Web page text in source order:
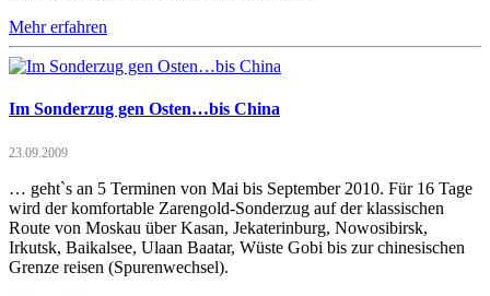
Mehr erfahren
Im Sonderzug gen Osten…bis China
23.09.2009
… geht`s an 5 Terminen von Mai bis September 2010. Für 16 Tage
wird der komfortable Zarengold-Sonderzug auf der klassischen
Route von Moskau über Kasan, Jekaterinburg, Nowosibirsk,
Irkutsk, Baikalsee, Ulaan Baatar, Wüste Gobi bis zur chinesischen
Grenze reisen (Spurenwechsel).